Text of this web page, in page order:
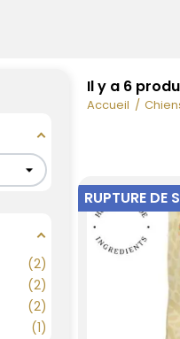
2
2
2
1
Il y a 6
Accueil
RUPTURE DE